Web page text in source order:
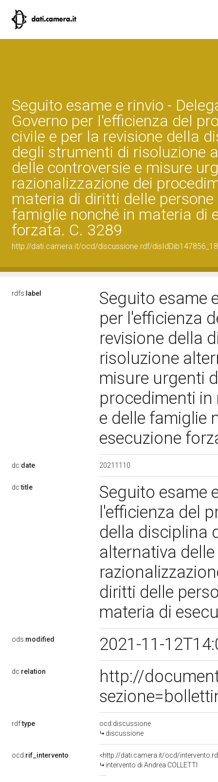
Seguito esame e rinvio -
Governo per l'efficienza del
civile e per la revisione della
degli strumenti di risoluzione
delle controversie e misure
razionalizzazione dei
materia di diritti delle persone
famiglie nonché in materia di
forzata. C. 3289
http://dati.camera.it/ocd/discussione.rdf/disIdDib147856_18
rdfs: label
Seguito esame
per l'efficienza
revisione della
risoluzione
misure urgenti
procedimenti
e delle famiglie
esecuzione
dc:date 20211110
dc:title
Seguito esame
l'efficienza del
della disciplina
alternativa
diritti delle
materia di
ods:modified 2021-11-
dc:relation
http://
rdf:type
ocd:discussione
discussione
ocd:rif_intervento
<http://dati.camera.it/ocd/
intervento di Andrea COLLETTI